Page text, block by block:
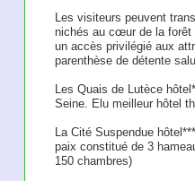
Les visiteurs peuvent
nichés au cœur de la forêt
un accès privilégié aux
parenthèse de détente
Les Quais de Lutèce
Seine. Elu meilleur hôtel
La Cité Suspendue
paix constitué de 3
150 chambres)